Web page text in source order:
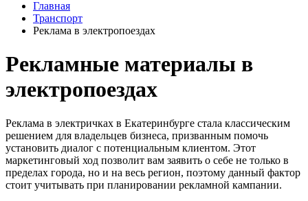
Главная
Транспорт
Реклама в электропоездах
Рекламные материалы в
электропоездах
Реклама в электричках в Екатеринбурге стала классическим
решением для владельцев бизнеса, призванным помочь
установить диалог с потенциальным клиентом. Этот
маркетинговый ход позволит вам заявить о себе не только в
пределах города, но и на весь регион, поэтому данный фактор
стоит учитывать при планировании рекламной кампании.